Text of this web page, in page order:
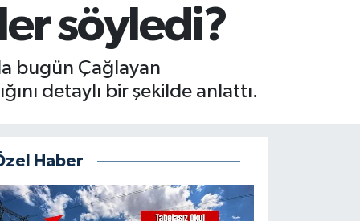
söyledi?
bugün Çağlayan
detaylı bir şekilde anlattı.
Haber